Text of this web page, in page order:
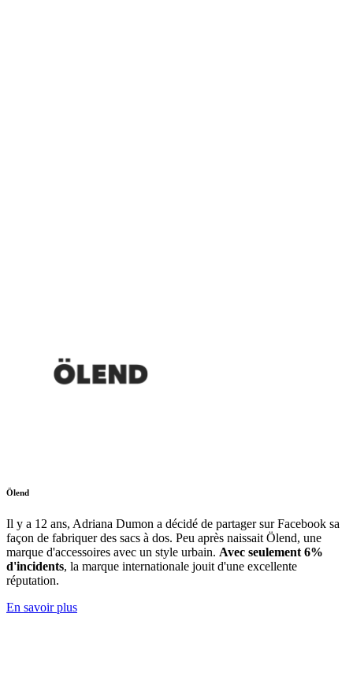
Ölend
Il y a 12 ans, Adriana Dumon a décidé de partager sur Facebook sa
façon de fabriquer des sacs à dos. Peu après naissait Ölend, une
marque d'accessoires avec un style urbain. Avec seulement 6%
d'incidents, la marque internationale jouit d'une excellente
réputation.
En savoir plus